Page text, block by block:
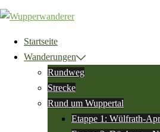
Zum
Inhalt
springenStartseite
Wanderungen
Rundweg
Strecke
Rund um Wuppertal
Etappe 1: Wülfrath-